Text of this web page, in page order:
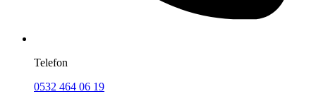
Telefon
0532 464 06 19